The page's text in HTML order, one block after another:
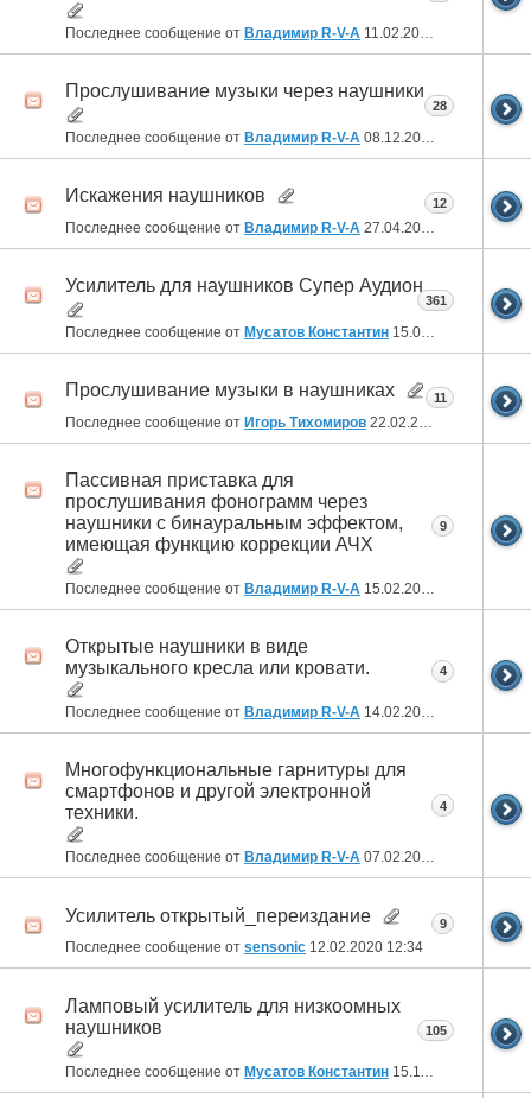
Последнее сообщение от Владимир R-V-A 11.02.2024
Прослушивание музыки через наушники
Последнее сообщение от Владимир R-V-A 08.12.2023
28
Искажения наушников
Последнее сообщение от Владимир R-V-A 27.04.2023
12
Усилитель для наушников Супер Аудион
Последнее сообщение от Мусатов Константин 15.09.2022
361
Прослушивание музыки в наушниках
Последнее сообщение от Игорь Тихомиров 22.02.2022
11
Пассивная приставка для
прослушивания фонограмм через
наушники с бинауральным эффектом,
имеющая функцию коррекции АЧХ
Последнее сообщение от Владимир R-V-A 15.02.2022
9
Открытые наушники в виде
музыкального кресла или кровати.
Последнее сообщение от Владимир R-V-A 14.02.2021
4
Многофункциональные гарнитуры для
смартфонов и другой электронной
техники.
Последнее сообщение от Владимир R-V-A 07.02.2021
4
Усилитель открытый_переиздание
Последнее сообщение от sensonic 12.02.2020 12:34
9
Ламповый усилитель для низкоомных
наушников
Последнее сообщение от Мусатов Константин 15.11.2018
105